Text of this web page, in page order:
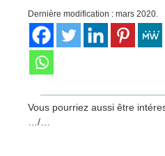
Dernière modification : mars 2020.
Vous pourriez aussi être
…/…